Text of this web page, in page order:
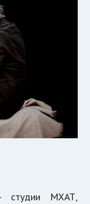
студии МХАТ,